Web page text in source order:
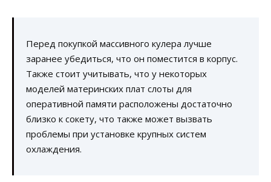
Перед покупкой массивного кулера лучше
заранее убедиться, что он поместится в корпус.
Также стоит учитывать, что у некоторых
моделей материнских плат слоты для
оперативной памяти расположены достаточно
близко к сокету, что также может вызвать
проблемы при установке крупных систем
охлаждения.